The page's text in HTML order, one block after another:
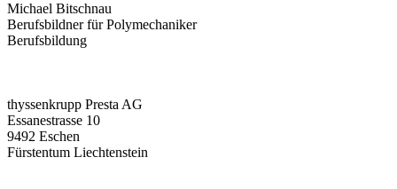
Michael Bitschnau
Berufsbildner für Polymechaniker
Berufsbildung
thyssenkrupp Presta AG
Essanestrasse 10
9492 Eschen
Fürstentum Liechtenstein